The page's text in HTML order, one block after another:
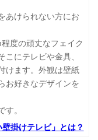
あけられない方にお
度の頑丈なフェイク
にテレビや金具、
けます。外観は壁紙
お好きなデザインを
す。
壁掛けテレビ」とは？